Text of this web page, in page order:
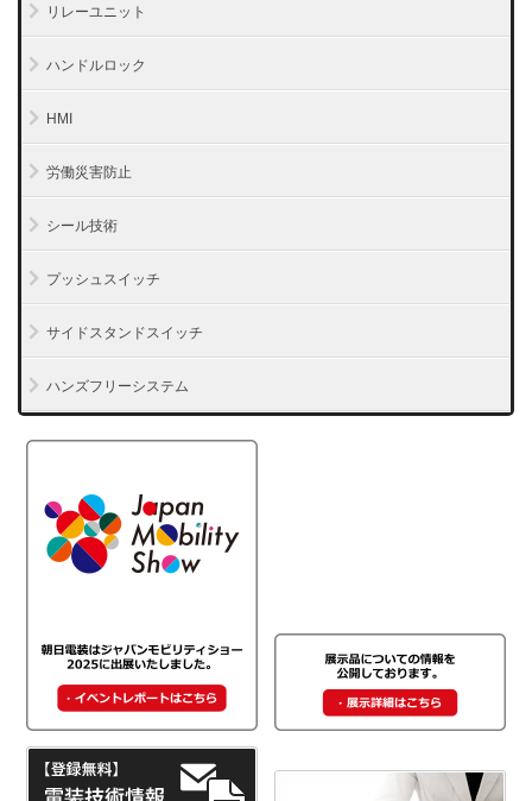
リレーユニット
ハンドルロック
HMI
労働災害防止
シール技術
プッシュスイッチ
サイドスタンドスイッチ
ハンズフリーシステム